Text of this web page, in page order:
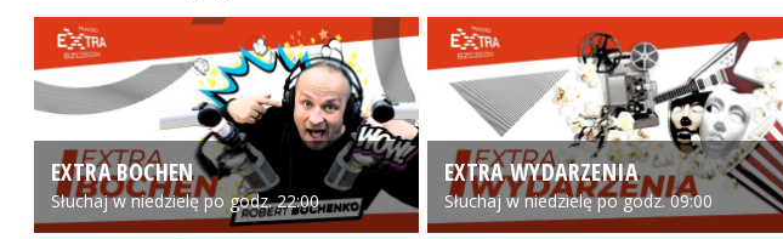
EXTRA BOCHEN
Słuchaj w niedzielę po godz. 22:00
EXTRA WYDARZENIA
Słuchaj w niedzielę po godz. 09:00